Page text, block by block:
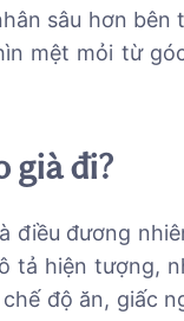
sâu hơn
mệt mỏi từ
già đi?
điều đương
tả hiện tượng,
độ ăn, giấc